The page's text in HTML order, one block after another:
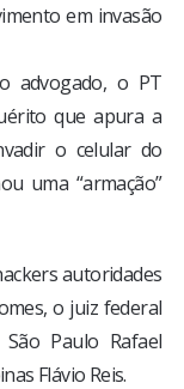
em invasão
advogado, o PT
que apura a
o celular do
uma “armação”
autoridades
o juiz federal
Paulo Rafael
Flávio Reis.